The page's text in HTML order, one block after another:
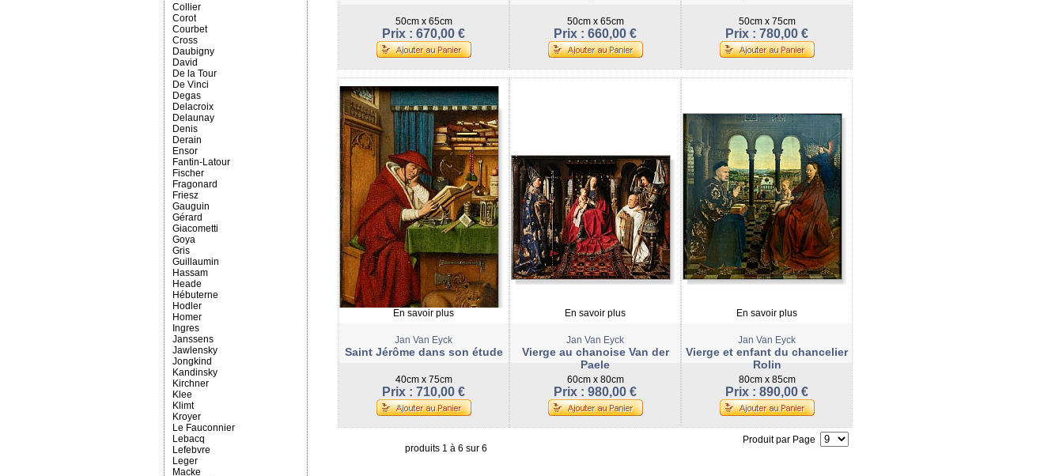
50cm x 65cm
Prix : 670,00 €
50cm x 65cm
Prix : 660,00 €
50cm x 75cm
Prix : 780,00 €
En savoir plus
Jan Van Eyck
Saint Jérôme dans son étude
40cm x 75cm
Prix : 710,00 €
En savoir plus
Jan Van Eyck
Vierge au chanoise Van der
Paele
60cm x 80cm
Prix : 980,00 €
En savoir plus
Jan Van Eyck
Vierge et enfant du chancelier
Rolin
80cm x 85cm
Prix : 890,00 €
produits 1 à 6 sur 6
Produit par Page
Collier
Corot
Courbet
Cross
Daubigny
David
De la Tour
De Vinci
Degas
Delacroix
Delaunay
Denis
Derain
Ensor
Fantin-Latour
Fischer
Fragonard
Friesz
Gauguin
Gérard
Giacometti
Goya
Gris
Guillaumin
Hassam
Heade
Hébuterne
Hodler
Homer
Ingres
Janssens
Jawlensky
Jongkind
Kandinsky
Kirchner
Klee
Klimt
Kroyer
Le Fauconnier
Lebacq
Lefebvre
Leger
Macke